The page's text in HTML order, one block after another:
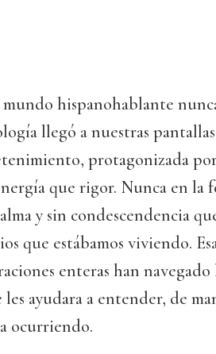
mundo hispanohablante
llegó a nuestras
protagonizada
que rigor. Nunca en la
y sin condescendencia
que estábamos viviendo.
enteras han
les ayudara a entender, de
ocurriendo.